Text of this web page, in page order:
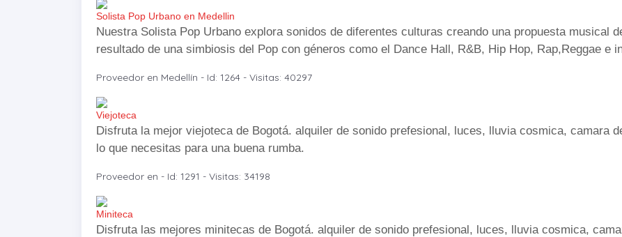
Solista Pop Urbano en Medellin
Nuestra Solista Pop Urbano explora sonidos de diferentes culturas creando una propuesta musical
resultado de una simbiosis del Pop con géneros como el Dance Hall, R&B, Hip Hop, Rap,Reggae e
Proveedor en Medellín - Id: 1264 - Visitas: 40297
Viejoteca
Disfruta la mejor viejoteca de Bogotá. alquiler de sonido prefesional, luces, lluvia cosmica, camara
lo que necesitas para una buena rumba.
Proveedor en - Id: 1291 - Visitas: 34198
Miniteca
Disfruta las mejores minitecas de Bogotá. alquiler de sonido prefesional, luces, lluvia cosmica,